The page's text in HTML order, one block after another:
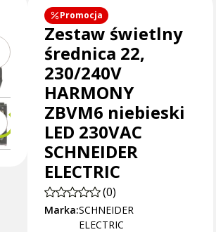
Promocja
Zestaw świetlny
średnica 22,
230/240V
HARMONY
ZBVM6 niebieski
LED 230VAC
SCHNEIDER
ELECTRIC
(0)
Marka:SCHNEIDER
ELECTRIC